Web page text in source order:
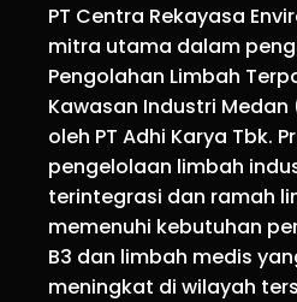
PT Centra Rekayasa
mitra utama dalam
Pengolahan Limbah
Kawasan Industri
oleh PT Adhi Karya Tbk.
pengelolaan limbah
terintegrasi dan ramah
memenuhi kebutuhan
B3 dan limbah medis
meningkat di wilayah